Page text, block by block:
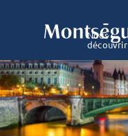
Nous
découvrir